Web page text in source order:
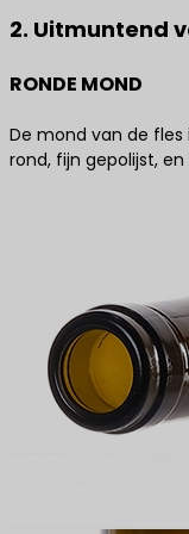
2. Uitmuntend
RONDE MOND
De mond van de fles
rond, fijn gepolijst,